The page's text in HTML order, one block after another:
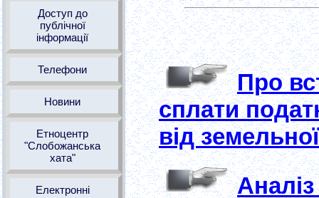
Доступ до
публічної
інформації
Телефони
Новини
Етноцентр
"Слобожанська
хата"
Електронні
Про
сплати
від